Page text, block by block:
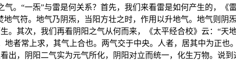
。“一炁”与雷是何关系？首先，我们来看雷是如何产生的，《
气符。地气乃阴炁，当阳方壮之时，作用以升地气。地气则阴
。其次，我们再看阴阳之气从何而来，《太平经合校》云：“天
者常上求，其气上合也。两气交于中央。人者，居其中为正也
出，阴阳二气实为元气所化，阴阳对立而统一，化生万物。说